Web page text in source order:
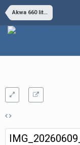
Akwa 660 litrów